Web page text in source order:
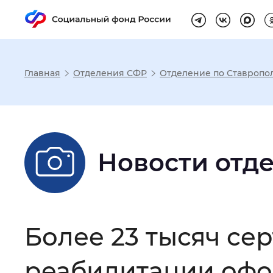
Настройка
Размер шрифта
Шрифт
Интервал между буквами:
Главная Отделения СФР Отделение по
Новости
Более 23 тысяч